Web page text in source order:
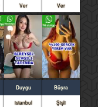
Ver Ver
Duygu
istanbul
Büşra
Şişli